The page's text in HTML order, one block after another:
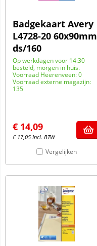
Badgekaart Avery
L4728-20 60x90mm
ds/160
Op werkdagen voor 14:30
besteld, morgen in huis.
Voorraad Heerenveen: 0
Voorraad externe magazijn:
135
€ 14,09
€ 17,05 Incl. BTW
Vergelijken